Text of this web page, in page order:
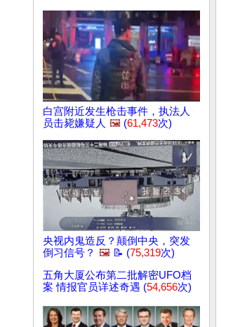
白宫附近发生枪击事件，执法人
员击毙嫌疑人 🖼️ (61,473次)
央视内鬼造反？颠倒中央，突发
倒习信号？ 🖼️ 📝 (75,319次)
五角大厦公布第二批解密UFO档
案 情报官员详述奇遇 (54,656次)